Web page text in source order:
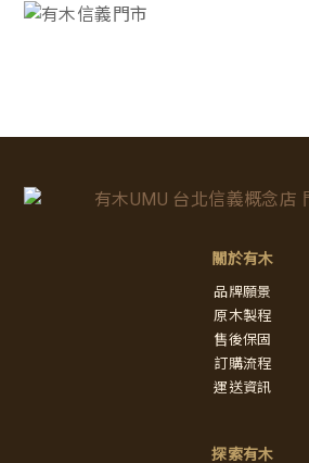
關於有木
品牌願景
原木製程
售後保固
訂購流程
運送資訊
探索有木